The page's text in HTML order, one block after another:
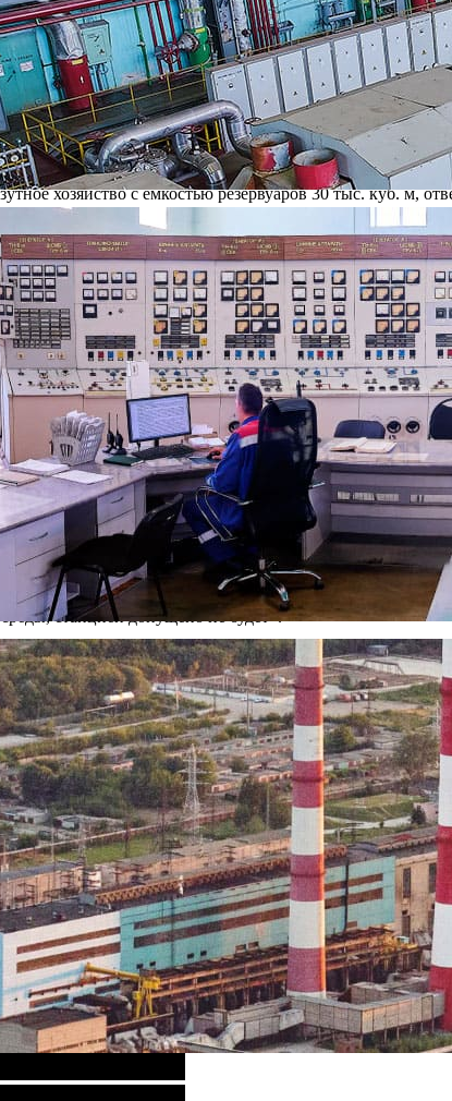
три независимые схемы водоотведения. Так,
от охлаждения оборудования – в реку Листвянка.
природоохранных схем исключает нефтяное и
а из него — в реку Листвянка, по своим качественным
ТЭЦ использует экологически чистое топливо —
топливом и может использоваться только в случае
хозяйство с емкостью резервуаров 30 тыс. куб. м,
трёх мазутных резервуаров выполнена из
разлива предусмотрены природоохранные объекты —
политика позволила сократить объем
на 17%, нефтепродуктов — на 10%, солесодержание
веществ, выбрасываемых в атмосферу. Для выработки
в атмосферу не выбрасываются сернистый
до 3-х наименований, концентрация которых
удалении от жилых застроек г. Рязани и населенных
в атмосфере. Экологической лабораторией ТЭЦ
Концентрация загрязняющих веществ в выбросах ТЭЦ на
с отходами. Отходы разных классов опасности
обращению с опасными отходами, прошли обучение и
на основе договоров. Обязательным
мероприятия и охрана окружающей
поскольку она затрагивает не только
Рязанская ТЭЦ будет уделять самое пристальное
станцией допущено не будет».